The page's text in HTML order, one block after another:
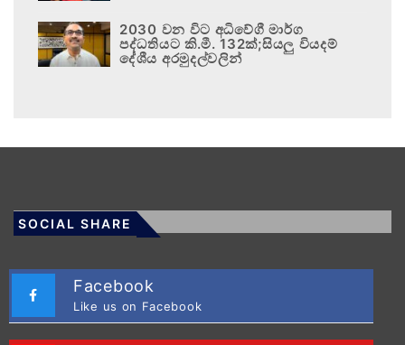
2030 වන විට අධිවේගී මාර්ග
පද්ධතියට කි.මී. 132ක්;සියලු වියදම්
දේශීය අරමුදල්වලින්
SOCIAL SHARE
Facebook
Like us on Facebook